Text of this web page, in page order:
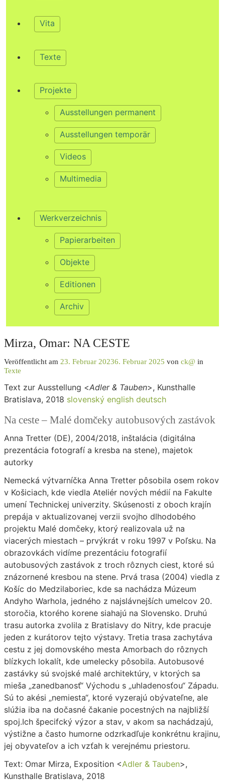
Vita
Texte
Projekte
Ausstellungen permanent
Ausstellungen temporär
Videos
Multimedia
Werkverzeichnis
Papierarbeiten
Objekte
Editionen
Archiv
Mirza, Omar: NA CESTE
Veröffentlicht am 23. Februar 20236. Februar 2025 von ck@ in
Texte
Text zur Ausstellung <Adler & Tauben>, Kunsthalle
Bratislava, 2018 slovenský english deutsch
Na ceste – Malé domčeky autobusových zastávok
Anna Tretter (DE), 2004/2018, inštalácia (digitálna
prezentácia fotografí a kresba na stene), majetok
autorky
Nemecká výtvarníčka Anna Tretter pôsobila osem rokov
v Košiciach, kde viedla Ateliér nových médií na Fakulte
umení Technickej univerzity. Skúsenosti z oboch krajín
prepája v aktualizovanej verzii svojho dlhodobého
projektu Malé domčeky, ktorý realizovala už na
viacerých miestach – prvýkrát v roku 1997 v Poľsku. Na
obrazovkách vidíme prezentáciu fotografií
autobusových zastávok z troch rôznych ciest, ktoré sú
znázornené kresbou na stene. Prvá trasa (2004) viedla z
Košíc do Medzilaboriec, kde sa nachádza Múzeum
Andyho Warhola, jedného z najslávnejších umelcov 20.
storočia, ktorého korene siahajú na Slovensko. Druhú
trasu autorka zvolila z Bratislavy do Nitry, kde pracuje
jeden z kurátorov tejto výstavy. Tretia trasa zachytáva
cestu z jej domovského mesta Amorbach do rôznych
blízkych lokalít, kde umelecky pôsobila. Autobusové
zastávky sú svojské malé architektúry, v ktorých sa
mieša „zanedbanosť“ Východu s „uhladenosťou“ Západu.
Sú to akési „nemiesta“, ktoré vyzerajú obývateľne, ale
slúžia iba na dočasné čakanie pocestných na najbližší
spoj.Ich špecifcký výzor a stav, v akom sa nachádzajú,
výstižne a často humorne odzrkadľuje konkrétnu krajinu,
jej obyvateľov a ich vzťah k verejnému priestoru.
Text: Omar Mirza, Exposition <Adler & Tauben>,
Kunsthalle Bratislava, 2018